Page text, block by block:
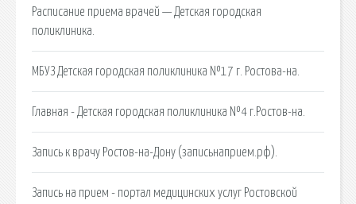
Расписание приема врачей — Детская городская
поликлиника.
МБУЗ Детская городская поликлиника №17 г. Ростова-на.
Главная - Детская городская поликлиника №4 г.Ростов-на.
Запись к врачу Ростов-на-Дону (записьнаприем.рф).
Запись на прием - портал медицинских услуг Ростовской